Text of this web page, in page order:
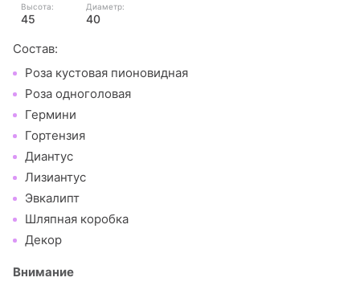
Высота:
45
Диаметр:
40
Состав:
Роза кустовая пионовидная
Роза одноголовая
Гермини
Гортензия
Диантус
Лизиантус
Эвкалипт
Шляпная коробка
Декор
Внимание